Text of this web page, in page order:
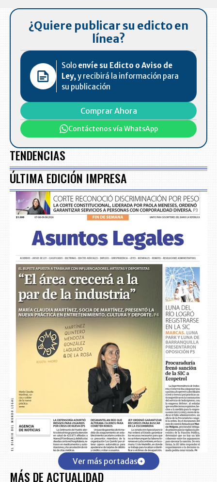
¿Quiere publicar su edicto en
línea?
Solo envíe su Edicto o Aviso de
Ley,y recibirá la información para
su publicación
Comprar Ahora
Contáctenos vía WhatsApp
TENDENCIAS
ÚLTIMA EDICIÓN IMPRESA
Ver más portadas
MÁS DE ACTUALIDAD